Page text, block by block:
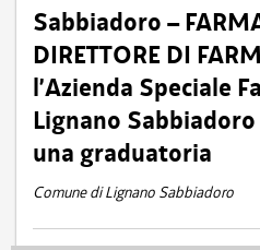
Sabbiadoro –
DIRETTORE DI
l’Azienda Speciale
Lignano
una graduatoria
Comune di Lignano Sabbiadoro